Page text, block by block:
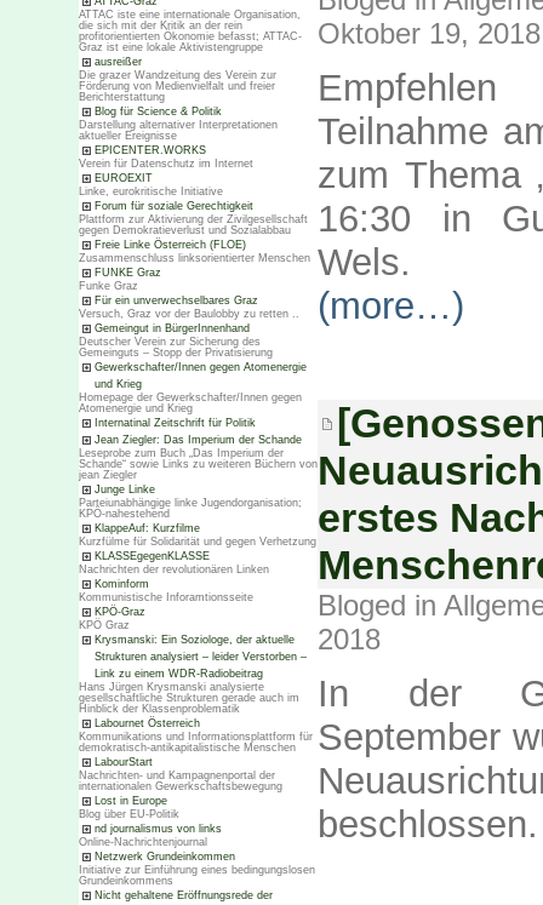
ATTAC iste eine internationale Organisation,
die sich mit der Kritik an der rein
profitorientierten Ökonomie befasst; ATTAC-
Graz ist eine lokale Aktivistengruppe
ausreißer
Die grazer Wandzeitung des Verein zur
Förderung von Medienvielfalt und freier
Berichterstattung
Blog für Science & Politik
Darstellung alternativer Interpretationen
aktueller Ereignisse
EPICENTER.WORKS
Verein für Datenschutz im Internet
EUROEXIT
Linke, eurokritische Initiative
Forum für soziale Gerechtigkeit
Plattform zur Aktivierung der Zivilgesellschaft
gegen Demokratieverlust und Sozialabbau
Freie Linke Österreich (FLOE)
Zusammenschluss linksorientierter Menschen
FUNKE Graz
Funke Graz
Für ein unverwechselbares Graz
Versuch, Graz vor der Baulobby zu retten ..
Gemeingut in BürgerInnenhand
Deutscher Verein zur Sicherung des
Gemeinguts – Stopp der Privatisierung
Gewerkschafter/Innen gegen Atomenergie
und Krieg
Homepage der Gewerkschafter/Innen gegen
Atomenergie und Krieg
Internatinal Zeitschrift für Politik
Jean Ziegler: Das Imperium der Schande
Leseprobe zum Buch „Das Imperium der
Schande“ sowie Links zu weiteren Büchern von
jean Ziegler
Junge Linke
Parteiunabhängige linke Jugendorganisation;
KPÖ-nahestehend
KlappeAuf: Kurzfilme
Kurzfülme für Solidarität und gegen Verhetzung
KLASSEgegenKLASSE
Nachrichten der revolutionären Linken
Kominform
Kommunistische Inforamtionsseite
KPÖ-Graz
KPÖ Graz
Krysmanski: Ein Soziologe, der aktuelle
Strukturen analysiert – leider Verstorben –
Link zu einem WDR-Radiobeitrag
Hans Jürgen Krysmanski analysierte
gesellschaftliche Strukturen gerade auch im
Hinblick der Klassenproblematik
Labournet Österreich
Kommunikations und Informationsplattform für
demokratisch-antikapitalistische Menschen
LabourStart
Nachrichten- und Kampagnenportal der
internationalen Gewerkschaftsbewegung
Lost in Europe
Blog über EU-Politik
nd journalismus von links
Online-Nachrichtenjournal
Netzwerk Grundeinkommen
Initiative zur Einführung eines bedingungslosen
Grundeinkommens
Nicht gehaltene Eröffnungsrede der
Oktober 19, 2018
Teilnahme
zum Thema
16:30 in
Wels.
(more…)
erstes
Bloged in
2018
In der
September